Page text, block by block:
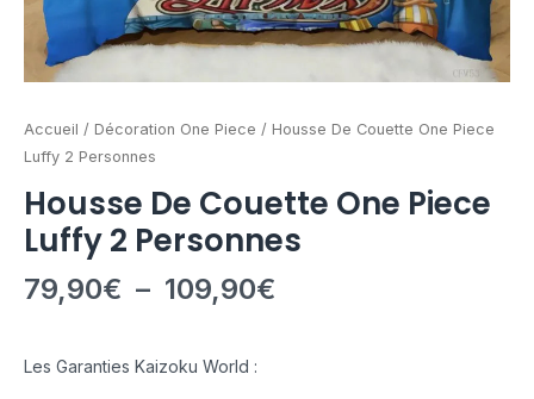
Accueil / Décoration One Piece / Housse De Couette One Piece
Luffy 2 Personnes
Housse De Couette One Piece
Luffy 2 Personnes
79,90€ – 109,90€
Les Garanties Kaizoku World :